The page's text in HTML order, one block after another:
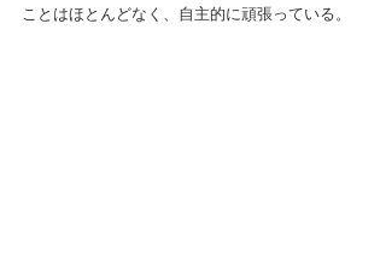
ことはほとんどなく、自主的に頑張っている。